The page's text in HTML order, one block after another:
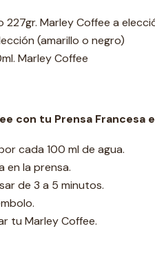
227gr. Marley Coffee a
(amarillo o negro)
Marley Coffee
con tu Prensa Francesa
cada 100 ml de agua.
en la prensa.
de 3 a 5 minutos.
tu Marley Coffee.